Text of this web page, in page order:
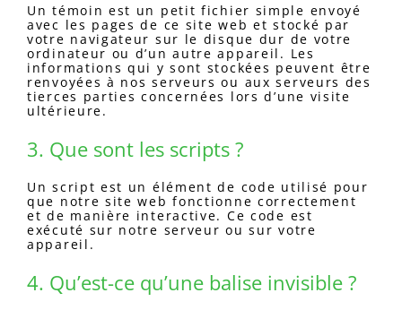
Un témoin est un petit fichier simple envoyé
avec les pages de ce site web et stocké par
votre navigateur sur le disque dur de votre
ordinateur ou d’un autre appareil. Les
informations qui y sont stockées peuvent être
renvoyées à nos serveurs ou aux serveurs des
tierces parties concernées lors d’une visite
ultérieure.
3. Que sont les scripts ?
Un script est un élément de code utilisé pour
que notre site web fonctionne correctement
et de manière interactive. Ce code est
exécuté sur notre serveur ou sur votre
appareil.
4. Qu’est-ce qu’une balise invisible ?